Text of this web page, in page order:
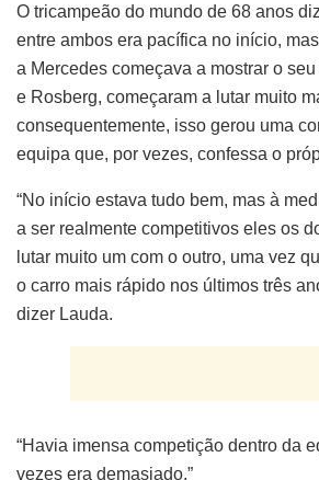
O tricampeão do mundo de 68 anos
entre ambos era pacífica no início,
a Mercedes começava a mostrar o
e Rosberg, começaram a lutar muito
consequentemente, isso gerou uma
equipa que, por vezes, confessa o
“No início estava tudo bem, mas à
a ser realmente competitivos eles os
lutar muito um com o outro, uma vez
o carro mais rápido nos últimos três
dizer Lauda.
“Havia imensa competição dentro da
vezes era demasiado.”